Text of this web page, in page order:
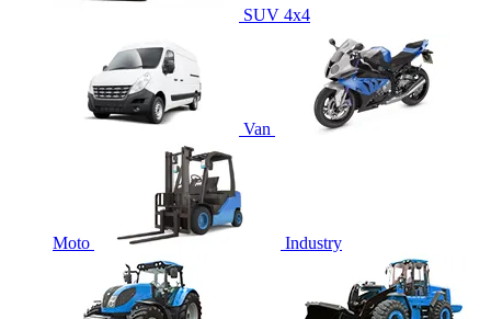
SUV 4x4
Van
Moto Industry